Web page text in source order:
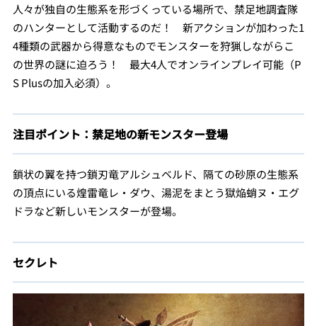
人々が独自の生態系を形づくっている場所で、禁足地調査隊
のハンターとして活動するのだ！ 新アクションが加わった1
4種類の武器から得意なものでモンスターを狩猟しながらこ
の世界の謎に迫ろう！ 最大4人でオンラインプレイ可能（P
S Plusの加入必須）。
注目ポイント：禁足地の新モンスター登場
鎖状の翼を持つ鎖刃竜アルシュベルド、隔ての砂原の生態系
の頂点にいる煌雷竜レ・ダウ、湯泥をまとう獄焔蛸ヌ・エグ
ドラなど新しいモンスターが登場。
セクレト